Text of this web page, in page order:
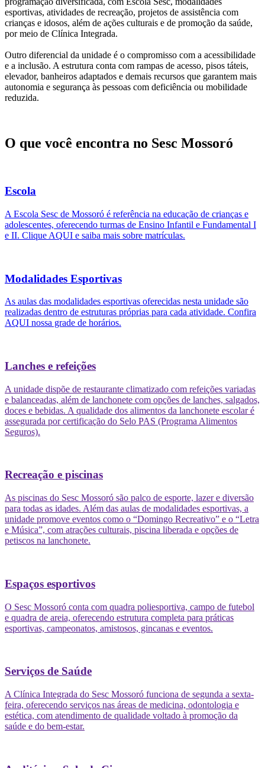
esportivas, atividades de recreação, projetos de assistência com
crianças e idosos, além de ações culturais e de promoção da saúde,
por meio de Clínica Integrada.
Outro diferencial da unidade é o compromisso com a acessibilidade
e a inclusão. A estrutura conta com rampas de acesso, pisos táteis,
elevador, banheiros adaptados e demais recursos que garantem mais
autonomia e segurança às pessoas com deficiência ou mobilidade
reduzida.
O que você encontra no Sesc Mossoró
Escola
A Escola Sesc de Mossoró é referência na educação de crianças e
adolescentes, oferecendo turmas de Ensino Infantil e Fundamental I
e II. Clique AQUI e saiba mais sobre matrículas.
Modalidades Esportivas
As aulas das modalidades esportivas oferecidas nesta unidade são
realizadas dentro de estruturas próprias para cada atividade. Confira
AQUI nossa grade de horários.
Lanches e refeições
A unidade dispõe de restaurante climatizado com refeições variadas
e balanceadas, além de lanchonete com opções de lanches, salgados,
doces e bebidas. A qualidade dos alimentos da lanchonete escolar é
assegurada por certificação do Selo PAS (Programa Alimentos
Seguros).
Recreação e piscinas
As piscinas do Sesc Mossoró são palco de esporte, lazer e diversão
para todas as idades. Além das aulas de modalidades esportivas, a
unidade promove eventos como o “Domingo Recreativo” e o “Letra
e Música”, com atrações culturais, piscina liberada e opções de
petiscos na lanchonete.
Espaços esportivos
O Sesc Mossoró conta com quadra poliesportiva, campo de futebol
e quadra de areia, oferecendo estrutura completa para práticas
esportivas, campeonatos, amistosos, gincanas e eventos.
Serviços de Saúde
A Clínica Integrada do Sesc Mossoró funciona de segunda a sexta-
feira, oferecendo serviços nas áreas de medicina, odontologia e
estética, com atendimento de qualidade voltado à promoção da
saúde e do bem-estar.